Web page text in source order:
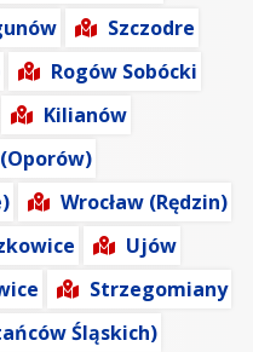
Szczodre
Rogów Sobócki
Kilianów
Wrocław (Rędzin)
Ujów
Strzegomiany
Śląskich)